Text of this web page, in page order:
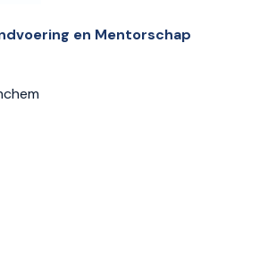
en Mentorschap